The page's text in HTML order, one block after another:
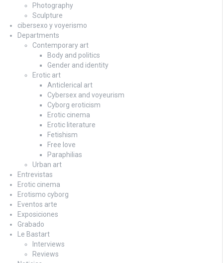
Photography
Sculpture
cibersexo y voyerismo
Departments
Contemporary art
Body and politics
Gender and identity
Erotic art
Anticlerical art
Cybersex and voyeurism
Cyborg eroticism
Erotic cinema
Erotic literature
Fetishism
Free love
Paraphilias
Urban art
Entrevistas
Erotic cinema
Erotismo cyborg
Eventos arte
Exposiciones
Grabado
Le Bastart
Interviews
Reviews